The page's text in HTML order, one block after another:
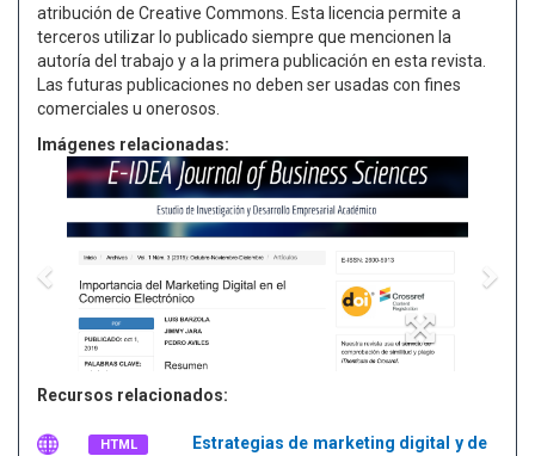
atribución de Creative Commons. Esta licencia permite a
terceros utilizar lo publicado siempre que mencionen la
autoría del trabajo y a la primera publicación en esta revista.
Las futuras publicaciones no deben ser usadas con fines
comerciales u onerosos.
Imágenes relacionadas:
Recursos relacionados:
HTML
Estrategias de marketing digital y de